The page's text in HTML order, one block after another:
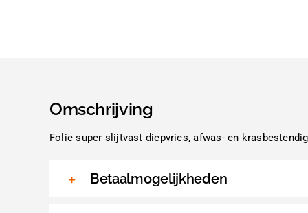
Omschrijving
Folie super slijtvast diepvries, afwas- en
Betaalmogelijkheden